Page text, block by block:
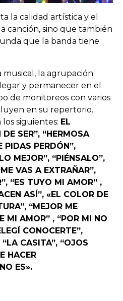
la calidad artística y el
canción, sino que también
que la banda tiene
musical, la agrupación
y permanecer en el
de monitoreos con varios
en su repertorio.
siguientes: EL
SER”, “HERMOSA
PIDAS PERDÓN”,
MEJOR”, “PIÉNSALO”,
VAS A EXTRAÑAR”,
“ES TUYO MI AMOR” ,
ASÍ”, «EL COLOR DE
“MEJOR ME
MI AMOR” , “POR MI NO
CONOCERTE”,
CASITA”, “OJOS
HACER
ES».